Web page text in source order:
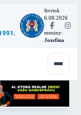
štvrtok
6.08.2026
·
meniny:
Jozefína